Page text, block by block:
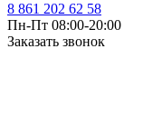
8 861 202 62 58
Пн-Пт 08:00-20:00
Заказать звонок